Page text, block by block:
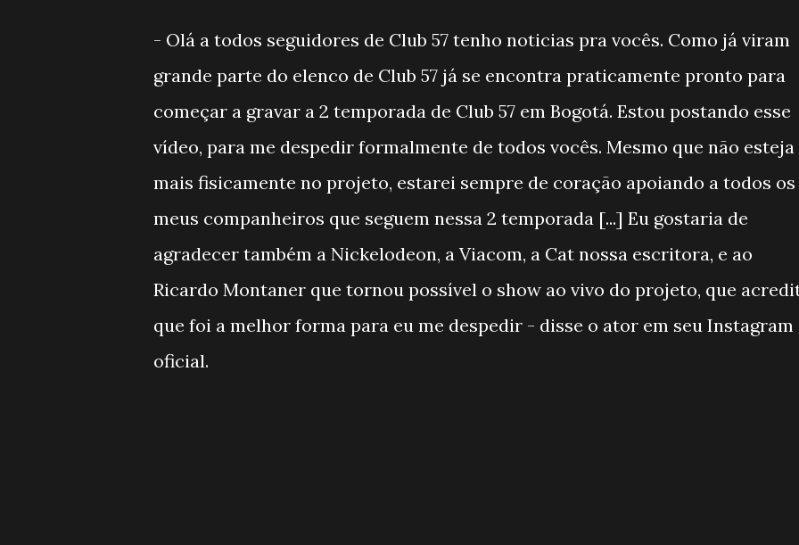
- Olá a todos seguidores de Club 57 tenho noticias pra vocês. Como já viram
grande parte do elenco de Club 57 já se encontra praticamente pronto para
começar a gravar a 2 temporada de Club 57 em Bogotá. Estou postando esse
vídeo, para me despedir formalmente de todos vocês. Mesmo que não esteja
mais fisicamente no projeto, estarei sempre de coração apoiando a todos os
meus companheiros que seguem nessa 2 temporada [...] Eu gostaria de
agradecer também a Nickelodeon, a Viacom, a Cat nossa escritora, e ao
Ricardo Montaner que tornou possível o show ao vivo do projeto, que
que foi a melhor forma para eu me despedir - disse o ator em seu Instagram
oficial.